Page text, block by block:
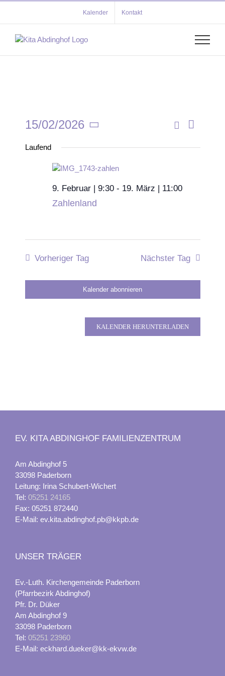
springen
Kalender Kontakt
Suche
Tag
15/02/2026
wählen.
Laufend
9. Februar | 9:30- 19. März | 11:00
Zahlenland
Vorheriger Tag Nächster Tag
Kalender abonnieren
KALENDER HERUNTERLADEN
EV. KITA ABDINGHOF FAMILIENZENTRUM
Am Abdinghof 5
33098 Paderborn
Leitung: Irina Schubert-Wichert
Tel: 05251 24165
Fax: 05251 872440
E-Mail: ev.kita.abdinghof.pb@kkpb.de
UNSER TRÄGER
Ev.-Luth. Kirchengemeinde Paderborn
(Pfarrbezirk Abdinghof)
Pfr. Dr. Düker
Am Abdinghof 9
33098 Paderborn
Tel: 05251 23960
E-Mail: eckhard.dueker@kk-ekvw.de